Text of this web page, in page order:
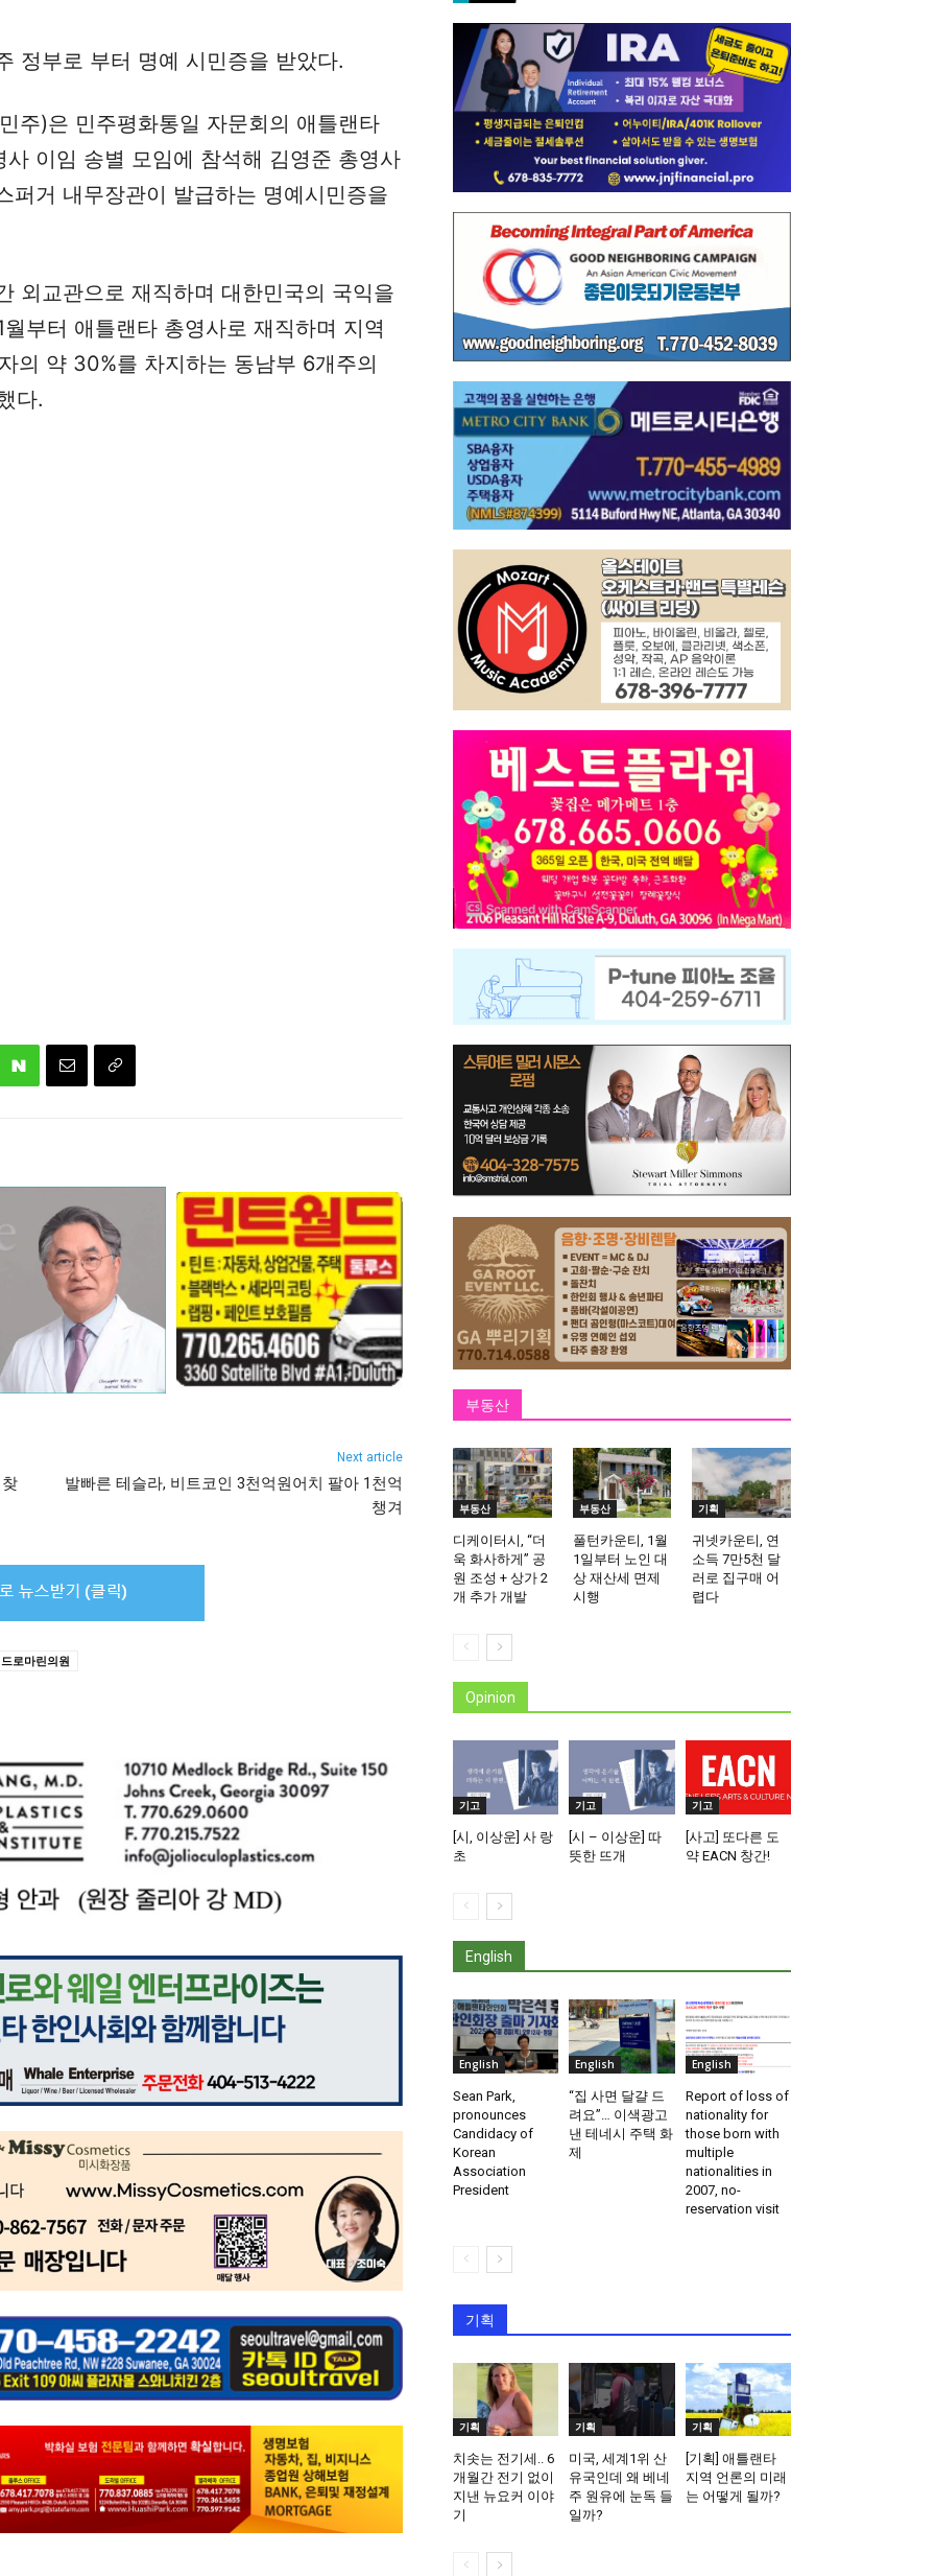
정부로 부터 명예 시민증을 받았다.
주)은 민주평화통일 자문회의 애틀랜타
이임 송별 모임에 참석해 김영준 총영사
퍼거 내무장관이 발급하는 명예시민증을
외교관으로 재직하며 대한민국의 국익을
부터 애틀랜타 총영사로 재직하며 지역
의 약 30%를 차지하는 동남부 6개주의
다.
Next article
발빠른 테슬라, 비트코인 3천억원어치 팔아 1천억
챙겨
로마린의원
부동산
부동산
디케이터시, “더
욱 화사하게” 공
원 조성 + 상가 2
개 추가 개발
부동산
풀턴카운티, 1월
1일부터 노인 대
상 재산세 면제
시행
기획
귀넷카운티, 연
소득 7만5천 달
러로 집구매 어
렵다
Opinion
기고
[시, 이상운] 사 랑
초
기고
[시 – 이상운] 따
뜻한 뜨개
기고
[사고] 또다른 도
약 EACN 창간!
English
English
Sean Park,
pronounces
Candidacy of
Korean
Association
President
English
“집 사면 달걀 드
려요”… 이색광고
낸 테네시 주택 화
제
English
Report of loss of
nationality for
those born with
multiple
nationalities in
2007, no-
reservation visit
기획
기획
치솟는 전기세.. 6
개월간 전기 없이
지낸 뉴요커 이야
기
기획
미국, 세계1위 산
유국인데 왜 베네
주 원유에 눈독 들
일까?
기획
[기획] 애틀랜타
지역 언론의 미래
는 어떻게 될까?